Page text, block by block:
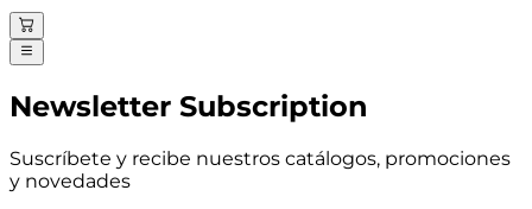
Newsletter Subscription
Suscríbete y recibe nuestros catálogos, promociones
y novedades